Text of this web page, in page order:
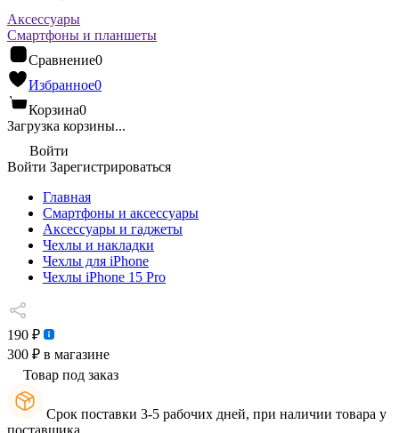
Аксессуары
Смартфоны и планшеты
Сравнение0
Избранное0
Корзина0
Загрузка корзины...
Войти
Войти Зарегистрироваться
Главная
Смартфоны и аксессуары
Аксессуары и гаджеты
Чехлы и накладки
Чехлы для iPhone
Чехлы iPhone 15 Pro
190 ₽
300 ₽ в магазине
Товар под заказ
Срок поставки 3-5 рабочих дней, при наличии товара у
поставщика